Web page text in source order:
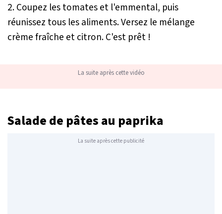
2. Coupez les tomates et l'emmental, puis
réunissez tous les aliments. Versez le mélange
crème fraîche et citron. C'est prêt !
La suite après cette vidéo
Salade de pâtes au paprika
La suite après cette publicité